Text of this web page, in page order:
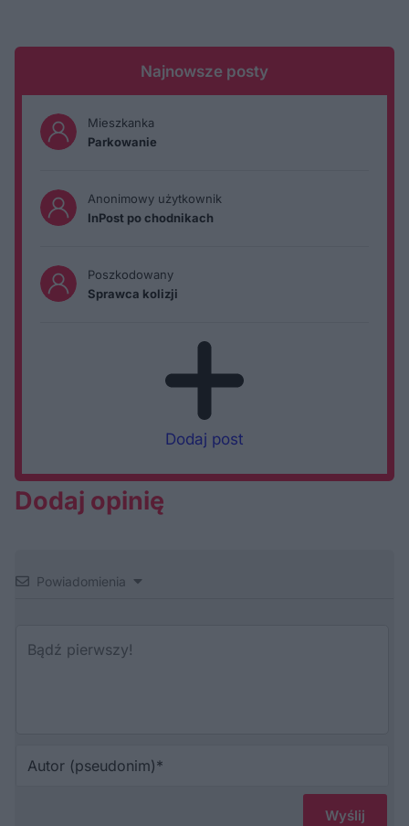
Najnowsze posty
Mieszkanka
Parkowanie
Anonimowy użytkownik
InPost po chodnikach
Poszkodowany
Sprawca kolizji
Dodaj post
Dodaj opinię
Powiadomienia